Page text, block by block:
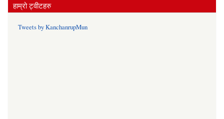
हाम्रो ट्वीटहरु
Tweets by KanchanrupMun